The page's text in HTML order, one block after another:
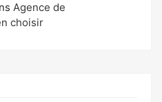
Agence de
choisir